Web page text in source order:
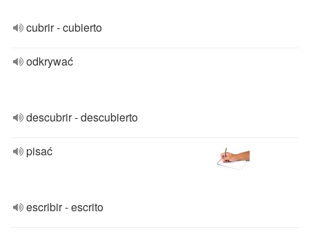
cubrir - cubierto
odkrywać
descubrir - descubierto
pisać
escribir - escrito